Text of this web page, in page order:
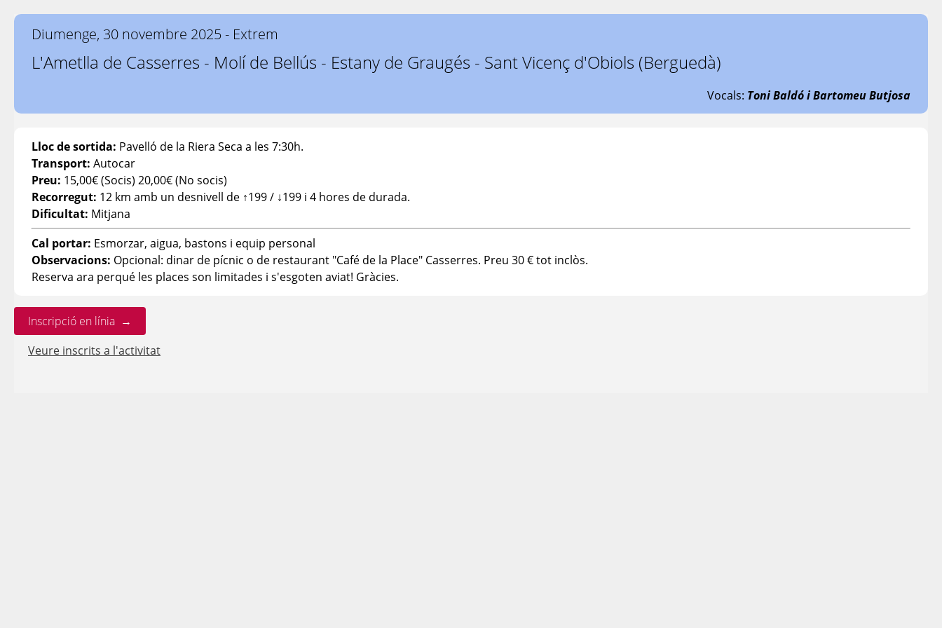
Diumenge, 30 novembre 2025 - Extrem
L'Ametlla de Casserres - Molí de Bellús - Estany de Graugés - Sant Vicenç d'Obiols (Berguedà)
Vocals: Toni Baldó i Bartomeu Butjosa
Lloc de sortida: Pavelló de la Riera Seca a les 7:30h.
Transport: Autocar
Preu: 15,00€ (Socis) 20,00€ (No socis)
Recorregut: 12 km amb un desnivell de ↑199 / ↓199 i 4 hores de durada.
Dificultat: Mitjana
Cal portar: Esmorzar, aigua, bastons i equip personal
Observacions: Opcional: dinar de pícnic o de restaurant "Café de la Place" Casserres. Preu 30 € tot inclòs.
Reserva ara perqué les places son limitades i s'esgoten aviat! Gràcies.
Inscripció en línia →
Veure inscrits a l'activitat